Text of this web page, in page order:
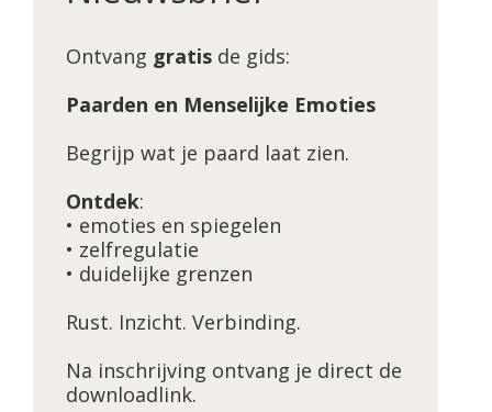
Ontvang gratis de gids:
Paarden en Menselijke Emoties
Begrijp wat je paard laat zien.
Ontdek:
• emoties en spiegelen
• zelfregulatie
• duidelijke grenzen
Rust. Inzicht. Verbinding.
Na inschrijving ontvang je direct de
downloadlink.